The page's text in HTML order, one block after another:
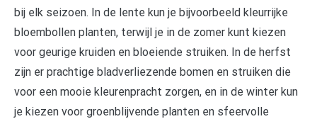
bij elk seizoen. In de lente kun je bijvoorbeeld kleurrijke
bloembollen planten, terwijl je in de zomer kunt kiezen
voor geurige kruiden en bloeiende struiken. In de herfst
zijn er prachtige bladverliezende bomen en struiken die
voor een mooie kleurenpracht zorgen, en in de winter kun
je kiezen voor groenblijvende planten en sfeervolle